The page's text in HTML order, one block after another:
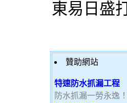
東易日盛
贊助網站
特速防水抓漏工程
防水抓漏一勞永逸